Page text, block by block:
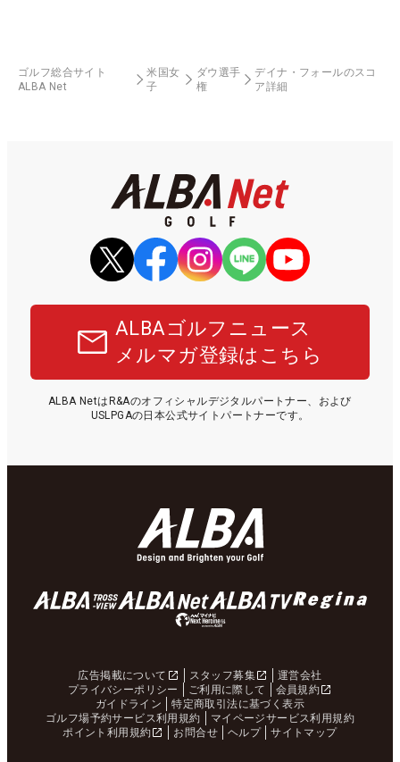
ゴルフ総合サイト
ALBA Net
米国女
子
ダウ選手
権
デイナ・フォールのスコ
ア詳細
ALBAゴルフニュース
メルマガ登録はこちら
ALBA NetはR&Aのオフィシャルデジタルパートナー、および
USLPGAの日本公式サイトパートナーです。
広告掲載について スタッフ募集
運営会社
プライバシーポリシー
ご利用に際して
会員規約
ガイドライン
特定商取引法に基づく表示
ゴルフ場予約サービス利用規約
マイページサービス利用規約
ポイント利用規約
お問合せ ヘルプ サイトマップ